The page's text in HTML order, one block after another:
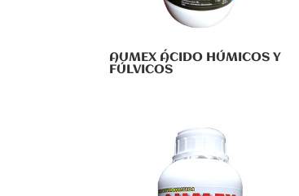
AUMEX ÁCIDO HÚMICOS Y
FÚLVICOS